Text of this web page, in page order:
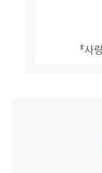
『사